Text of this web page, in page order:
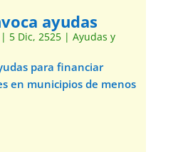
ayudas
| 5 Dic, 2525| Ayudas y
para financiar
en municipios de menos